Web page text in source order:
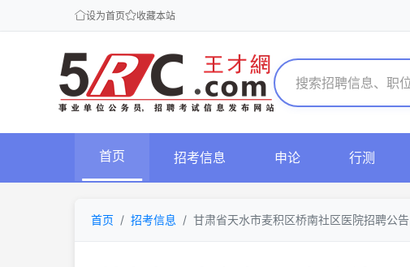
设为首页 收藏本站
首页 招考信息 申论 行测
首页 招考信息 甘肃省天水市麦积区桥南社区医院招聘公告